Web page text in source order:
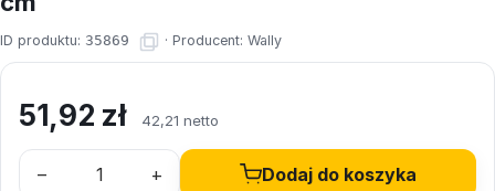
ID produktu: 35869 · Producent: Wally
51,92 zł 42,21 netto
– + Dodaj do koszyka